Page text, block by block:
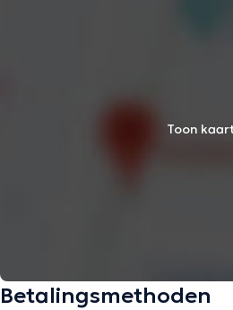
Toon
Betalingsmethoden